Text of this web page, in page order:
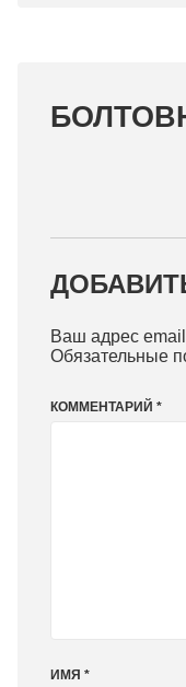
Ваш адрес email
Обязательные
КОММЕНТАРИЙ *
ИМЯ *